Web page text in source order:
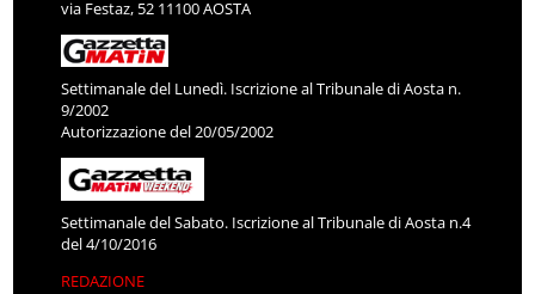
via Festaz, 52 11100 AOSTA
Settimanale del Lunedì. Iscrizione al Tribunale di Aosta n.
9/2002
Autorizzazione del 20/05/2002
Settimanale del Sabato. Iscrizione al Tribunale di Aosta n.4
del 4/10/2016
REDAZIONE